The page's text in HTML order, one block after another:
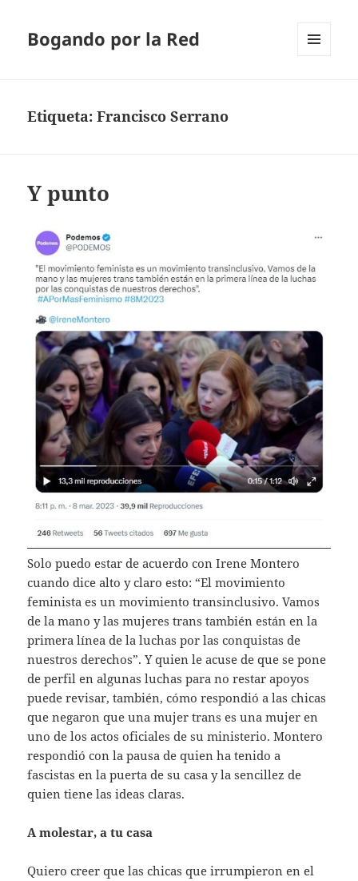
Bogando por la Red
Etiqueta:Francisco Serrano
Y punto
Solo puedo estar de acuerdo con Irene Montero
cuando dice alto y claro esto: “El movimiento
feminista es un movimiento transinclusivo. Vamos
de la mano y las mujeres trans también están en la
primera línea de la luchas por las conquistas de
nuestros derechos”. Y quien le acuse de que se pone
de perfil en algunas luchas para no restar apoyos
puede revisar, también, cómo respondió a las chicas
que negaron que una mujer trans es una mujer en
uno de los actos oficiales de su ministerio. Montero
respondió con la pausa de quien ha tenido a
fascistas en la puerta de su casa y la sencillez de
quien tiene las ideas claras.
A molestar, a tu casa
Quiero creer que las chicas que irrumpieron en el